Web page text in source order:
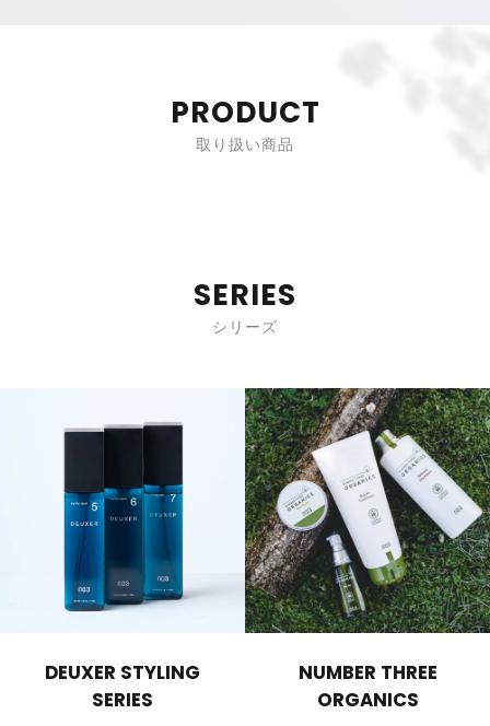
PRODUCT
取り扱い商品
SERIES
シリーズ
DEUXER STYLING
SERIES
NUMBER THREE
ORGANICS